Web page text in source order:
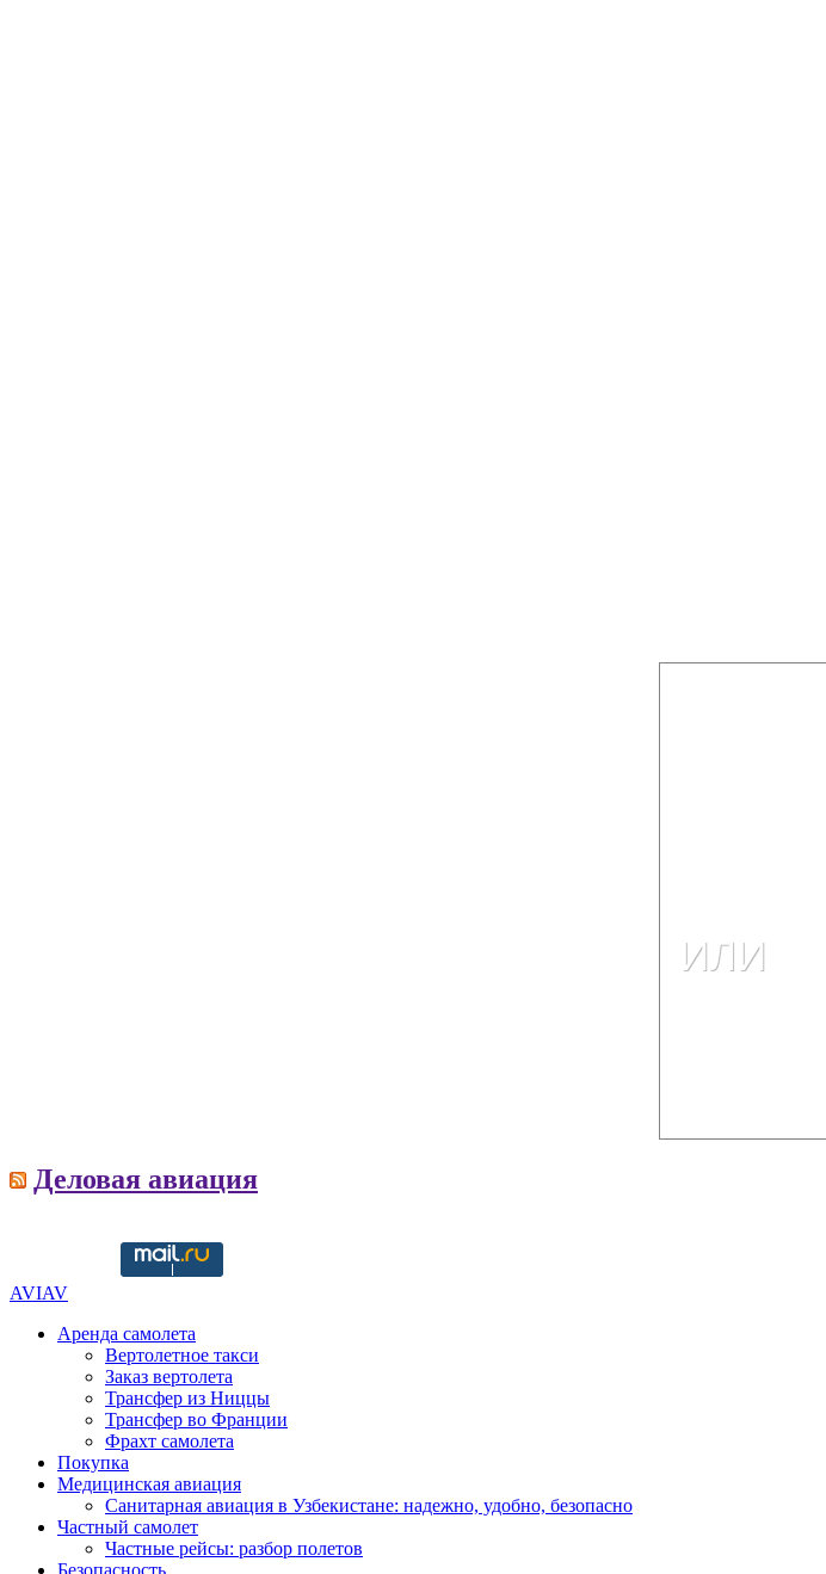
Деловая авиация
AVIAV
Аренда самолета
Вертолетное такси
Заказ вертолета
Трансфер из Ниццы
Трансфер во Франции
Фрахт самолета
Покупка
Медицинская авиация
Санитарная авиация в Узбекистане: надежно, удобно, безопасно
Частный самолет
Частные рейсы: разбор полетов